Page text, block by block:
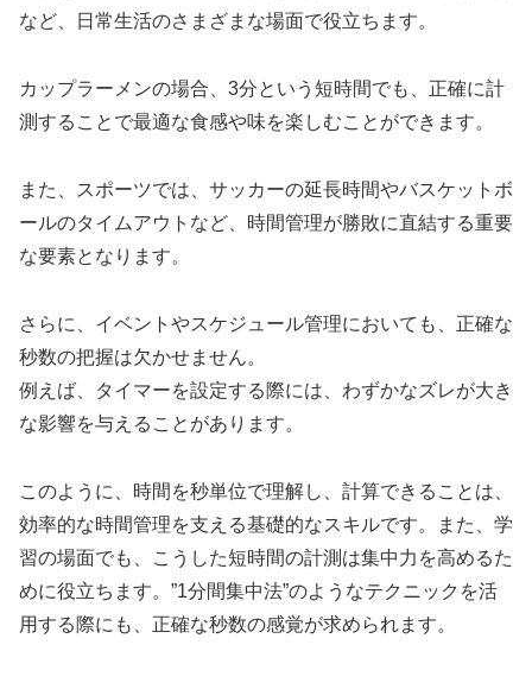
など、日常生活のさまざまな場面で役立ちます。
カップラーメンの場合、3分という短時間でも、正確に計
測することで最適な食感や味を楽しむことができます。
また、スポーツでは、サッカーの延長時間やバスケットボ
ールのタイムアウトなど、時間管理が勝敗に直結する重要
な要素となります。
さらに、イベントやスケジュール管理においても、正確な
秒数の把握は欠かせません。
例えば、タイマーを設定する際には、わずかなズレが大き
な影響を与えることがあります。
このように、時間を秒単位で理解し、計算できることは、
効率的な時間管理を支える基礎的なスキルです。また、学
習の場面でも、こうした短時間の計測は集中力を高めるた
めに役立ちます。”1分間集中法”のようなテクニックを活
用する際にも、正確な秒数の感覚が求められます。